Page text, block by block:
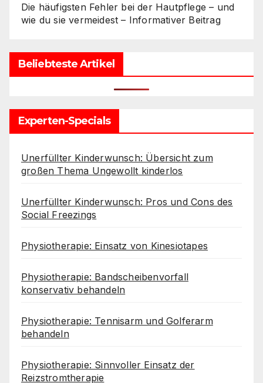
Die häufigsten Fehler bei der Hautpflege – und
wie du sie vermeidest – Informativer Beitrag
Beliebteste Artikel
Experten-Specials
Unerfüllter Kinderwunsch: Übersicht zum
großen Thema Ungewollt kinderlos
Unerfüllter Kinderwunsch: Pros und Cons des
Social Freezings
Physiotherapie: Einsatz von Kinesiotapes
Physiotherapie: Bandscheibenvorfall
konservativ behandeln
Physiotherapie: Tennisarm und Golferarm
behandeln
Physiotherapie: Sinnvoller Einsatz der
Reizstromtherapie